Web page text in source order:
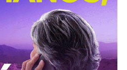
pide a alcaldes denunciar